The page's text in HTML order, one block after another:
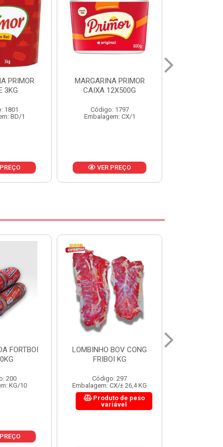
PRIMOR
1797
CX/1
MARGARINA PRIMOR CX
24X250G
Código: 1921
Embalagem: CX/1
VER PREÇO
CONG
KG
297
± 26,4 KG
FIGADO BOV CONG FRIBOI
KG
Código: 222
Embalagem: CX/± 30,12 KG
Produto de peso
variável